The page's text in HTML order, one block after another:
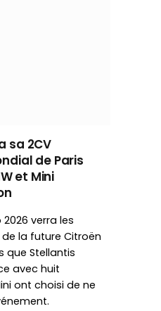
sa 2CV
de Paris
et Mini
2026 verra les
la future Citroën
que Stellantis
avec huit
ont choisi de ne